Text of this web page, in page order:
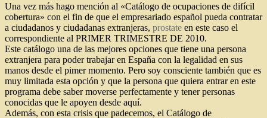
Una vez más hago mención al «Catálogo de ocupaciones de difícil
cobertura» con el fin de que el empresariado español pueda contratar
a ciudadanos y ciudadanas extranjeras, prostate en este caso el
correspondiente al PRIMER TRIMESTRE DE 2010.
Este catálogo una de las mejores opciones que tiene una persona
extranjera para poder trabajar en España con la legalidad en sus
manos desde el pimer momento. Pero soy consciente también que es
muy limitada esta opción y que la persona que quiera entrar en este
programa debe saber moverse perfectamente y tener personas
conocidas que le apoyen desde aquí.
Además, con esta crisis que padecemos, el Catálogo de